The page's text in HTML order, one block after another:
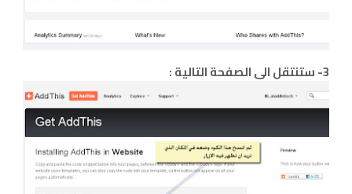
3- ستنتقل الى الصفحة التالية :